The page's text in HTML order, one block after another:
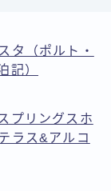
タ（ポルト・
記）
プリングスホ
ラス&アルコ